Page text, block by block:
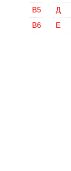
В5
В6
Д
Е